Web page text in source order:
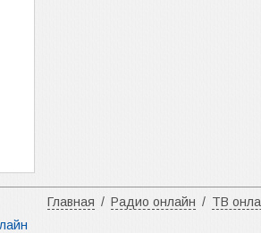
Главная / Радио онлайн / ТВ